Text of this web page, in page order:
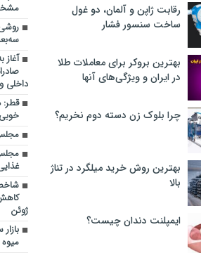
رقابت ژاپن و آلمان، دو غول
ساخت سنسور فشار
بهترین بروکر برای معاملات طلا
در ایران و ویژگی‌های آنها
چرا بلوک زن دسته دوم نخریم؟
بهترین روش خرید میلگرد در تناژ
بالا
ایمپلنت دندان چیست؟
داخلی
قطر:
ژوئن